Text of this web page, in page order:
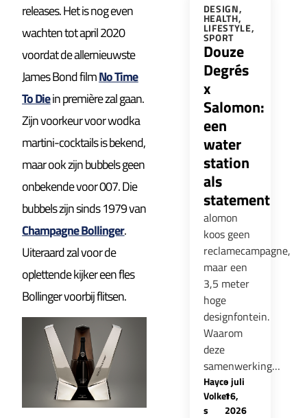
releases. Het is nog even
wachten tot april 2020
voordat de allernieuwste
James Bond filmNo Time
To Diein première zal gaan.
Zijn voorkeur voor wodka
martini-cocktails is bekend,
maar ook zijn bubbels geen
onbekende voor 007. Die
bubbels zijn sinds 1979 van
Champagne Bollinger.
Uiteraard zal voor de
oplettende kijker een fles
Bollinger voorbij flitsen.
DESIGN,
HEALTH,
LIFESTYLE,
SPORT
Douze
Degrés
x
Salomon:
een
water
station
als
statement
alomon
koos geen
reclamecampagne,
maar een
3,5 meter
hoge
designfontein.
Waarom
deze
samenwerking…
Hayco
Volker
s
-juli
16,
2026